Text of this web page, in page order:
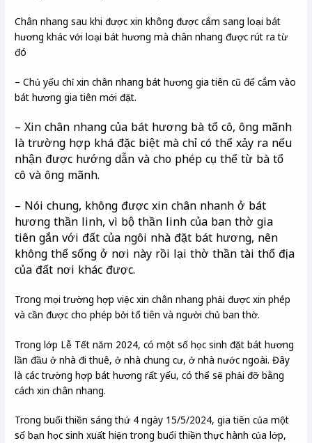
Chân nhang sau khi được xin không được cắm sang loại bát
hương khác với loại bát hương mà chân nhang được rút ra từ
đó
– Chủ yếu chỉ xin chân nhang bát hương gia tiên cũ để cắm vào
bát hương gia tiên mới đặt.
– Xin chân nhang của bát hương bà tổ cô, ông mãnh
là trường hợp khá đặc biệt mà chỉ có thể xảy ra nếu
nhận được hướng dẫn và cho phép cụ thể từ bà tổ
cô và ông mãnh.
– Nói chung, không được xin chân nhanh ở bát
hương thần linh, vì bộ thần linh của ban thờ gia
tiên gắn với đất của ngôi nhà đặt bát hương, nên
không thể sống ở nơi này rồi lại thờ thần tài thổ địa
của đất nơi khác được.
Trong mọi trường hợp việc xin chân nhang phải được xin phép
và cần được cho phép bởi tổ tiên và người chủ ban thờ.
Trong lớp Lễ Tết năm 2024, có một số học sinh đặt bát hương
lần đầu ở nhà đi thuê, ở nhà chung cư, ở nhà nước ngoài. Đây
là các trường hợp bát hương rất yếu, có thể sẽ phải đỡ bằng
cách xin chân nhang.
Trong buổi thiền sáng thứ 4 ngày 15/5/2024, gia tiên của một
số bạn học sinh xuất hiện trong buổi thiền thực hành của lớp,